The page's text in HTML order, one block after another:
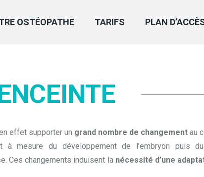
OSTÉOPATHE TARIFS PLAN
effet supporter un grand nombre de changement au
mesure du développement de l’embryon puis
Ces changements induisent la nécessité d’une